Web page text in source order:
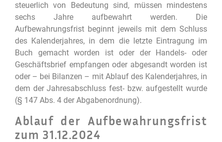
steuerlich von Bedeutung sind, müssen mindestens
sechs Jahre aufbewahrt werden. Die
Aufbewahrungsfrist beginnt jeweils mit dem Schluss
des Kalenderjahres, in dem die letzte Eintragung im
Buch gemacht worden ist oder der Handels- oder
Geschäftsbrief empfangen oder abgesandt worden ist
oder – bei Bilanzen – mit Ablauf des Kalenderjahres, in
dem der Jahresabschluss fest- bzw. aufgestellt wurde
(§ 147 Abs. 4 der Abgabenordnung).
Ablauf der Aufbewahrungsfrist
zum 31.12.2024